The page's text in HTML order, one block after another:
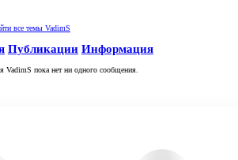
все темы VadimS
Публикации Информация
VadimS пока нет ни одного сообщения.